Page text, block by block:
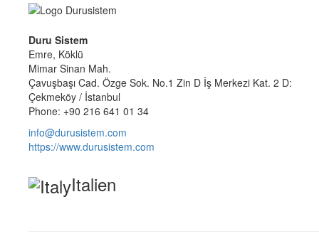
Duru Sistem
Emre, Köklü
Mimar Sinan Mah.
Çavuşbaşı Cad. Özge Sok. No.1 Zin D İş Merkezi Kat. 2 D:
Çekmeköy / İstanbul
Phone: +90 216 641 01 34
info@durusistem.com
https://www.durusistem.com
Italien